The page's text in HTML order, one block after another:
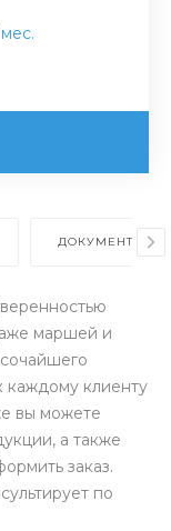
ДОКУМЕНТЫ
маршей и
каждому клиенту
вы можете
а также
заказ.
по